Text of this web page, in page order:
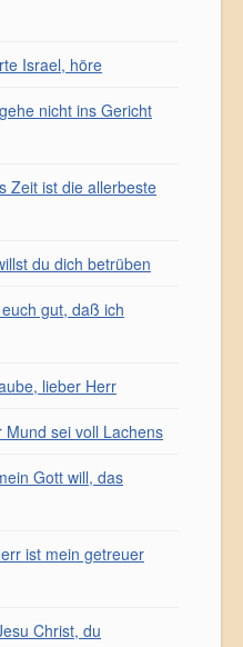
Israel, höre
nicht ins Gericht
Zeit ist die allerbeste
du dich betrüben
gut, daß ich
lieber Herr
sei voll Lachens
Gott will, das
ist mein getreuer
Christ, du